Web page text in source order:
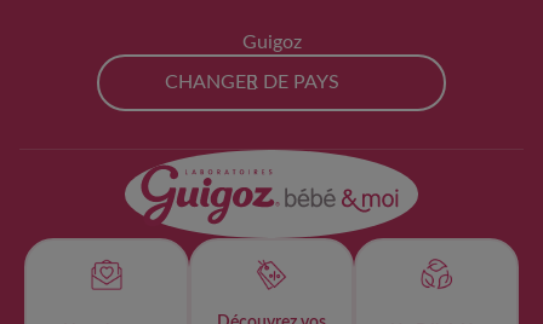
faudra préciser le numéro de l’opération
concernée) :https://conso.highco-
data.fr/fr/contact/
Guigoz
CHANGER DE PAYS